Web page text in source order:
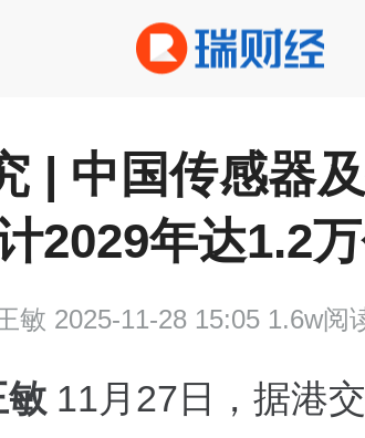
| 中国传感器
2029年达1.2
敏 2025-11-28 15:05 1.6w阅
敏 11月27日，据港